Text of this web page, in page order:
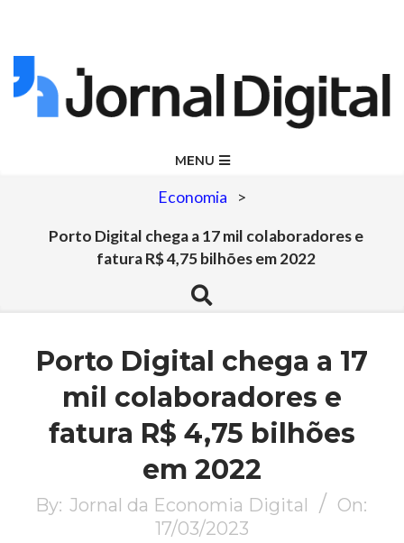
Skip
to
Jornal
Digital
MENU
Economia >
Porto Digital chega a 17 mil colaboradores e
fatura R$ 4,75 bilhões em 2022
Search
Porto Digital chega a 17
mil colaboradores e
fatura R$ 4,75 bilhões
em 2022
By: Jornal da Economia Digital
On:
17/03/2023